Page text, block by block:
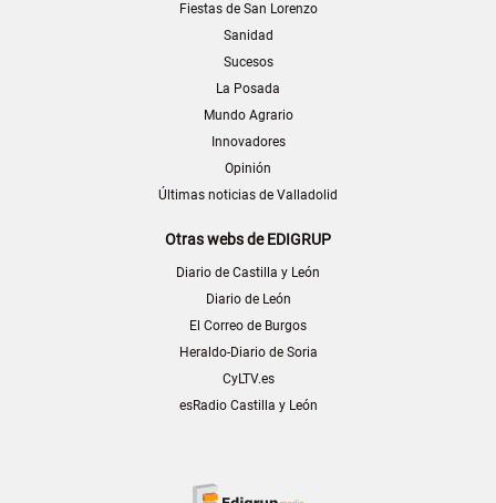
Fiestas de San Lorenzo
Sanidad
Sucesos
La Posada
Mundo Agrario
Innovadores
Opinión
Últimas noticias de Valladolid
Otras webs de EDIGRUP
Diario de Castilla y León
Diario de León
El Correo de Burgos
Heraldo-Diario de Soria
CyLTV.es
esRadio Castilla y León